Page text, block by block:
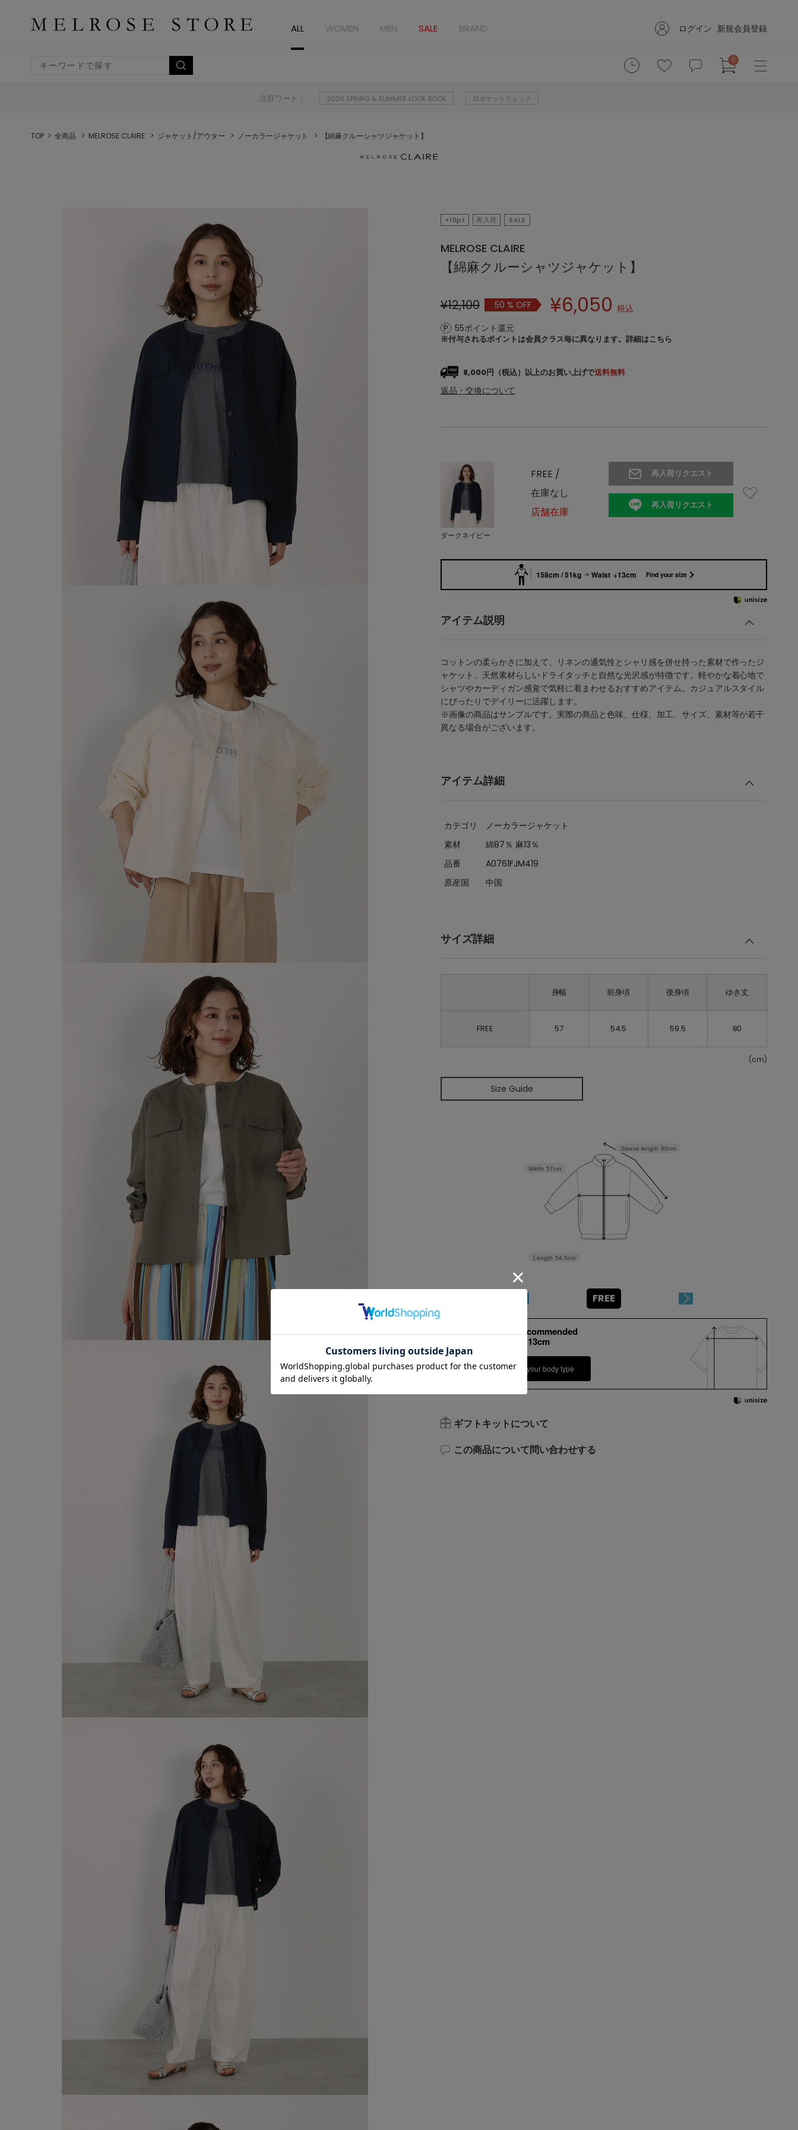
ALL WOMEN MEN SALE BRAND ログイン 新規会員登録
0
注目ワード： 2026 SPRING & SUMMER LOOK BOOK 12ポケットリュック
TOP 全商品 MELROSE CLAIRE ジャケット/アウター ノーカラージャケット 【綿麻クルーシャツジャケット】
×10pt 再入荷 SALE
MELROSE CLAIRE
【綿麻クルーシャツジャケット】
¥12,100 50 % OFF ¥6,050 税込
55ポイント還元
※付与されるポイントは会員クラス毎に異なります。 詳細はこちら
8,000円（税込）以上のお買い上げで送料無料
返品・交換について
ダークネイビー
FREE /
在庫なし
店舗在庫
再入荷リクエスト
再入荷リクエスト
158cm / 51kg Waist +13cm Find your size
アイテム説明
コットンの柔らかさに加えて、リネンの通気性とシャリ感を併せ持った素材で作ったジ
ャケット。天然素材らしいドライタッチと自然な光沢感が特徴です。軽やかな着心地で
シャツやカーディガン感覚で気軽に着まわせるおすすめアイテム。カジュアルスタイル
にぴったりでデイリーに活躍します。
※画像の商品はサンプルです。実際の商品と色味、仕様、加工、サイズ、素材等が若干
異なる場合がございます。
アイテム詳細
カテゴリ
ノーカラージャケット
素材
綿87％ 麻13％
品番
A0761FJM419
原産国
中国
サイズ詳細
身幅 前身頃 後身頃 ゆき丈
FREE 57 54.5 59.5 80
(cm)
Size Guide
Sleeve length 80cm
Length 54.5cm
Width 57cm
FREE
158cm 51kgRecommended
Waist +13cm
Find out more on your body type
ギフトキットについて
この商品について問い合わせする